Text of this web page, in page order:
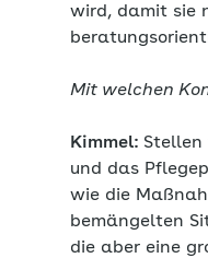
wird, damit sie
Mit welchen
Kimmel:
und das
wie die
bemängelten
die aber eine